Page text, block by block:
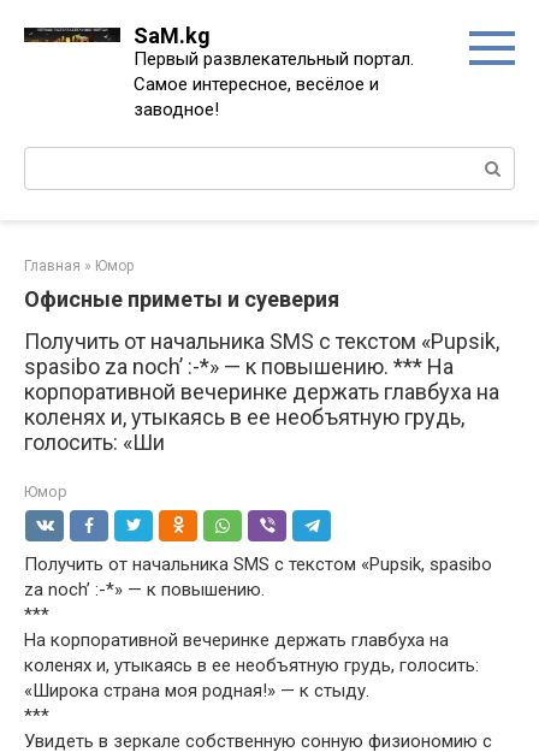
SaM.kg
Первый развлекательный портал.
Самое интересное, весёлое и
заводное!
Поиск:
Главная » Юмор
Офисные приметы и суеверия
Получить от начальника SMS с текстом «Pupsik,
spasibo za noch’ :-*» — к повышению. *** На
корпоративной вечеринке держать главбуха на
коленях и, утыкаясь в ее необъятную грудь,
голосить: «Ши
Юмор
Получить от начальника SMS с текстом «Pupsik, spasibo
za noch’ :-*» — к повышению.
***
На корпоративной вечеринке держать главбуха на
коленях и, утыкаясь в ее необъятную грудь, голосить:
«Широка страна моя родная!» — к стыду.
***
Увидеть в зеркале собственную сонную физиономию с